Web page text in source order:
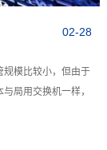
02-28
模比较小，但由于
局用交换机一样，